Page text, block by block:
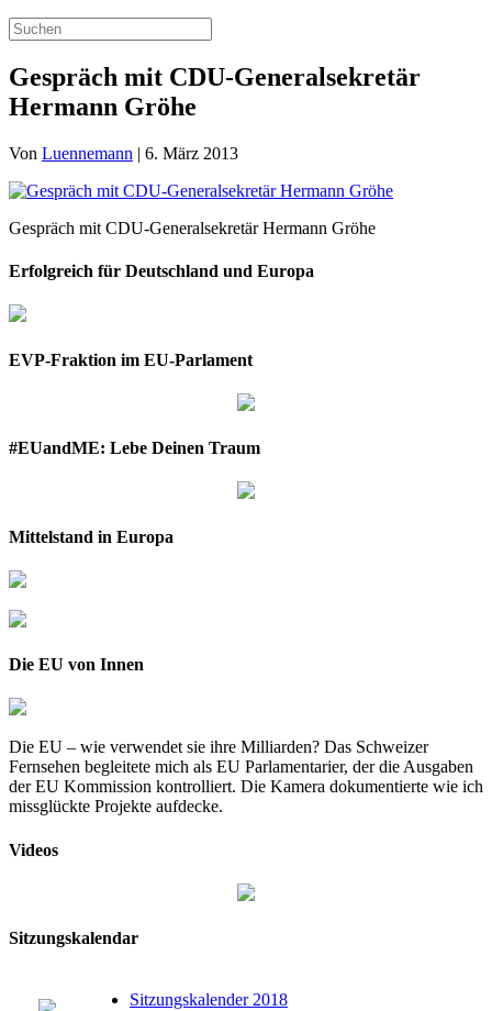
Gespräch mit CDU-Generalsekretär
Hermann Gröhe
Von Luennemann | 6. März 2013
Gespräch mit CDU-Generalsekretär Hermann Gröhe
Erfolgreich für Deutschland und Europa
EVP-Fraktion im EU-Parlament
#EUandME: Lebe Deinen Traum
Mittelstand in Europa
Die EU von Innen
Die EU – wie verwendet sie ihre Milliarden? Das Schweizer
Fernsehen begleitete mich als EU Parlamentarier, der die Ausgaben
der EU Kommission kontrolliert. Die Kamera dokumentierte wie ich
missglückte Projekte aufdecke.
Videos
Sitzungskalendar
Sitzungskalender 2018